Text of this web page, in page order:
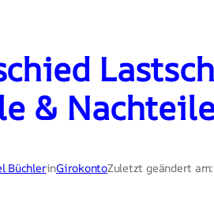
&
BüchlerinGirokontoZuletzt geändert am: